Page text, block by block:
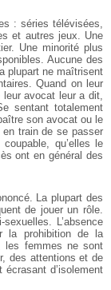
: séries télévisées,
et autres jeux. Une
Une minorité plus
Aucune des
plupart ne maîtrisent
Quand on leur
leur avocat leur a dit,
sentant totalement
son avocat ou le
train de se passer
qu’elles le
ont en général des
La plupart des
de jouer un rôle.
L’absence
la prohibition de la
les femmes ne sont
des attentions et de
d’isolement